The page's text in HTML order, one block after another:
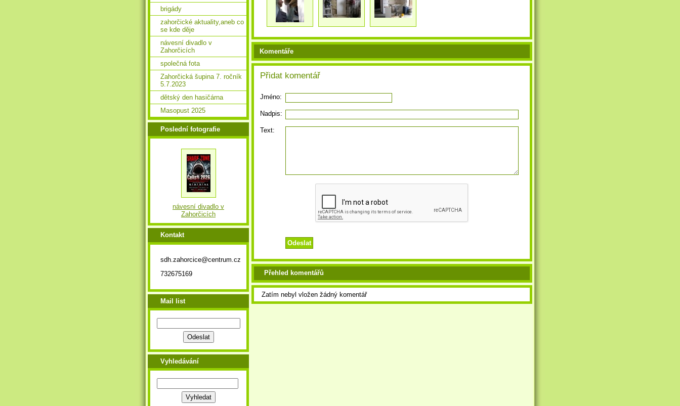
Komentáře
Přidat komentář
Jméno:
Nadpis:
Text:
Přehled komentářů
Zatím nebyl vložen žádný komentář
brigády
zahorčické aktuality,aneb co
se kde děje
návesní divadlo v
Zahorčicích
společná fota
Zahorčická šupina 7. ročník
5.7.2023
dětský den hasičárna
Masopust 2025
Poslední fotografie
návesní divadlo v
Zahorčicích
Kontakt
sdh.zahorcice@centrum.cz
732675169
Mail list
Vyhledávání